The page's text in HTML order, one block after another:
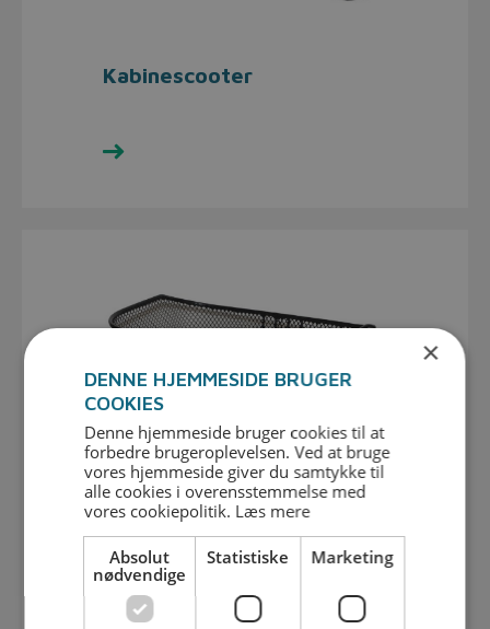
Kabinescooter
Se udvalget her
Tilbehør
×
DENNE HJEMMESIDE BRUGER
COOKIES
Denne hjemmeside bruger cookies til at
forbedre brugeroplevelsen. Ved at bruge
vores hjemmeside giver du samtykke til
alle cookies i overensstemmelse med
vores cookiepolitik. Læs mere
Absolut
nødvendige
Statistiske Marketing